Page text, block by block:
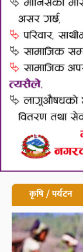
कृषि / पर्यटन